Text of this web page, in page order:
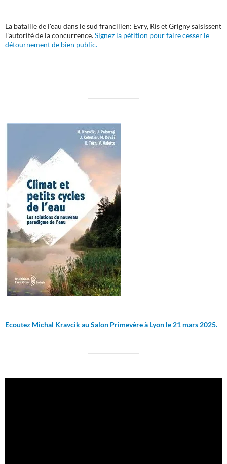
La bataille de l'eau dans le sud francilien: Evry, Ris et Grigny saisissent
l'autorité de la concurrence.Signez la pétition pour faire cesser le
détournement de bien public.
Ecoutez Michal Kravcik au Salon Primevère à Lyon le 21 mars 2025.